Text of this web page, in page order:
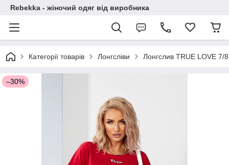
Rebekka - жіночий одяг від виробника
Категорії товарів Лонгсліви Лонгслив TRUE LOVE 7/
–30%